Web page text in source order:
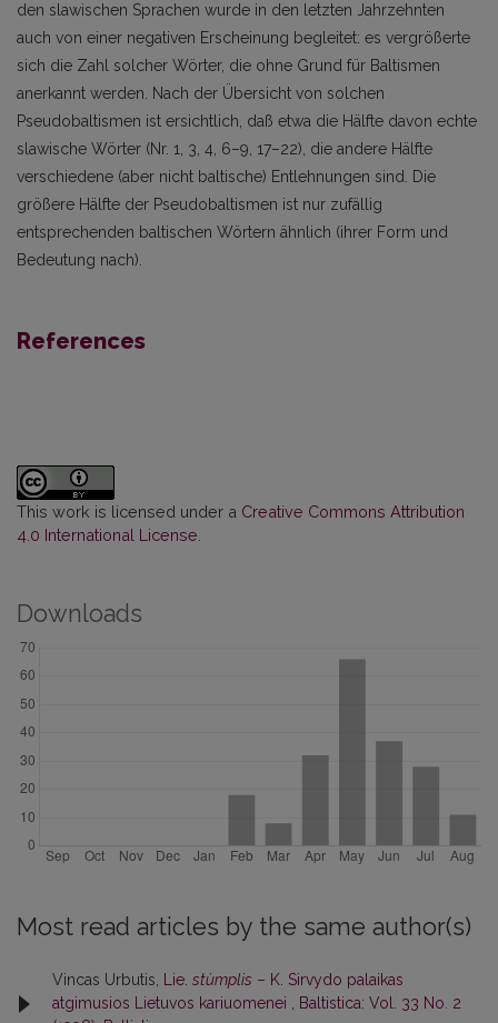
den slawischen Sprachen wurde in den letzten Jahrzehnten
auch von einer negativen Erscheinung begleitet: es vergrößerte
sich die Zahl solcher Wörter, die ohne Grund für Baltismen
anerkannt werden. Nach der Übersicht von solchen
Pseudobaltismen ist ersichtlich, daß etwa die Hälfte davon echte
slawische Wörter (Nr. 1, 3, 4, 6–9, 17–22), die andere Hälfte
verschiedene (aber nicht baltische) Entlehnungen sind. Die
größere Hälfte der Pseudobaltismen ist nur zufällig
entsprechenden baltischen Wörtern ähnlich (ihrer Form und
Bedeutung nach).
References
This work is licensed under a Creative Commons Attribution
4.0 International License
Downloads
Most read articles by the same author(s)
Vincas Urbutis, Lie. stùmplis – K. Sirvydo palaikas
atgimusios Lietuvos kariuomenei , Baltistica: Vol. 33 No. 2